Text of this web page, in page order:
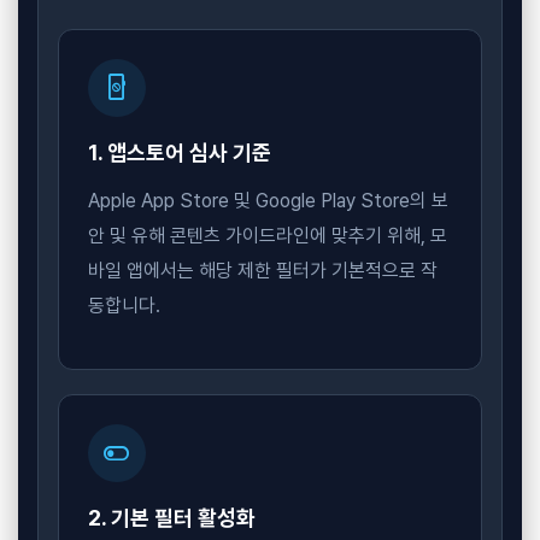
app_blocking
1. 앱스토어 심사 기준
Apple App Store 및 Google Play Store의 보
안 및 유해 콘텐츠 가이드라인에 맞추기 위해, 모
바일 앱에서는 해당 제한 필터가 기본적으로 작
동합니다.
toggle_off
2. 기본 필터 활성화